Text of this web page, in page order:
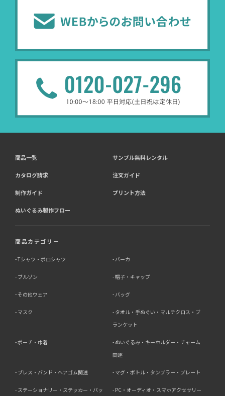
商品一覧 サンプル無料レンタル
カタログ請求 注文ガイド
制作ガイド プリント方法
ぬいぐるみ製作フロー
商品カテゴリー
Tシャツ・ポロシャツ パーカ
ブルゾン 帽子・キャップ
その他ウェア バッグ
マスク
タオル・手ぬぐい・マルチクロス・ブ
ランケット
ポーチ・巾着
ぬいぐるみ・キーホルダー・チャーム
関連
ブレス・バンド・ヘアゴム関連 マグ・ボトル・タンブラー・プレート
ステーショナリー・ステッカー・バッ
PC・オーディオ・スマホアクセサリー